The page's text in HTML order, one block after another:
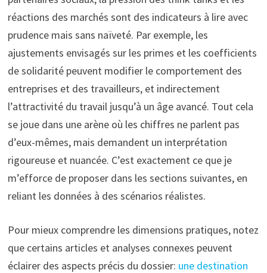
réactions des marchés sont des indicateurs à lire avec
prudence mais sans naïveté. Par exemple, les
ajustements envisagés sur les primes et les coefficients
de solidarité peuvent modifier le comportement des
entreprises et des travailleurs, et indirectement
l’attractivité du travail jusqu’à un âge avancé. Tout cela
se joue dans une arène où les chiffres ne parlent pas
d’eux-mêmes, mais demandent un interprétation
rigoureuse et nuancée. C’est exactement ce que je
m’efforce de proposer dans les sections suivantes, en
reliant les données à des scénarios réalistes.
Pour mieux comprendre les dimensions pratiques, notez
que certains articles et analyses connexes peuvent
éclairer des aspects précis du dossier: une destination